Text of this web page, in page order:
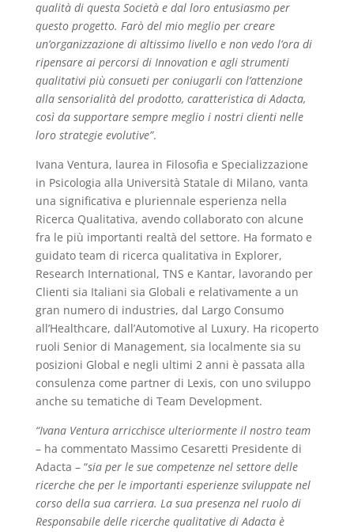
qualità di questa Società e dal loro entusiasmo per
questo progetto. Farò del mio meglio per creare
un’organizzazione di altissimo livello e non vedo l’ora di
ripensare ai percorsi di Innovation e agli strumenti
qualitativi più consueti per coniugarli con l’attenzione
alla sensorialità del prodotto, caratteristica di Adacta,
così da supportare sempre meglio i nostri clienti nelle
loro strategie evolutive”.
Ivana Ventura, laurea in Filosofia e Specializzazione
in Psicologia alla Università Statale di Milano, vanta
una significativa e pluriennale esperienza nella
Ricerca Qualitativa, avendo collaborato con alcune
fra le più importanti realtà del settore. Ha formato e
guidato team di ricerca qualitativa in Explorer,
Research International, TNS e Kantar, lavorando per
Clienti sia Italiani sia Globali e relativamente a un
gran numero di industries, dal Largo Consumo
all’Healthcare, dall’Automotive al Luxury. Ha ricoperto
ruoli Senior di Management, sia localmente sia su
posizioni Global e negli ultimi 2 anni è passata alla
consulenza come partner di Lexis, con uno sviluppo
anche su tematiche di Team Development.
“Ivana Ventura arricchisce ulteriormente il nostro team
– ha commentato Massimo Cesaretti Presidente di
Adacta – “sia per le sue competenze nel settore delle
ricerche che per le importanti esperienze sviluppate nel
corso della sua carriera. La sua presenza nel ruolo di
Responsabile delle ricerche qualitative di Adacta è